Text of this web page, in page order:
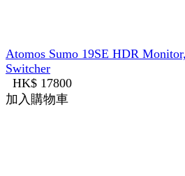
Atomos Sumo 19SE HDR
Switcher
HK$ 17800
加入購物車